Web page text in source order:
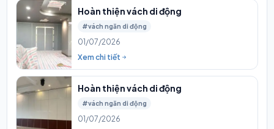
Hoàn thiện vách di động
#vách ngăn di động
01/07/2026
Xem chi tiết
Hoàn thiện vách di động
#vách ngăn di động
01/07/2026